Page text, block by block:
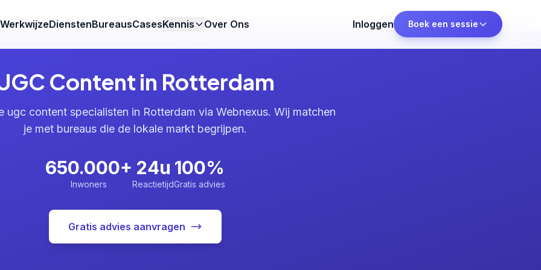
WerkwijzeDienstenBureausCasesKennis Over Ons Inloggen Boek een sessie
Content in Rotterdam
ugc content specialisten in Rotterdam via Webnexus. Wij matchen
je met bureaus die de lokale markt begrijpen.
650.000+
Inwoners
24u
Reactietijd
100%
Gratis advies
Gratis advies aanvragen